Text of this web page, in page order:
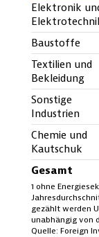
Elektronik
Baustoffe
Textilien und
Bekleidung
Sonstige
Industrien
Chemie und
Kautschuk
Gesamt
1 ohne
gezählt werden
unabhängig von
Quelle: Foreign